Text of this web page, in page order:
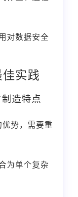
对数据安全
实践
造特点
优势，需要重
为单个复杂